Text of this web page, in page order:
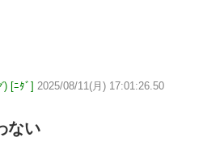
) [ﾆﾀﾞ] 2025/08/11(月) 17:01:26.50
ない